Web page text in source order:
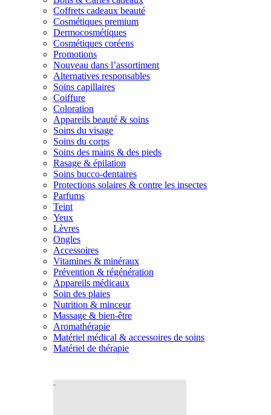
Coffrets cadeaux beauté
Cosmétiques premium
Dermocosmétiques
Cosmétiques coréens
Promotions
Nouveau dans l’assortiment
Alternatives responsables
Soins capillaires
Coiffure
Coloration
Appareils beauté & soins
Soins du visage
Soins du corps
Soins des mains & des pieds
Rasage & épilation
Soins bucco-dentaires
Protections solaires & contre les insectes
Parfums
Teint
Yeux
Lèvres
Ongles
Accessoires
Vitamines & minéraux
Prévention & régénération
Appareils médicaux
Soin des plaies
Nutrition & minceur
Massage & bien-être
Aromathérapie
Matériel médical & accessoires de soins
Matériel de thérapie